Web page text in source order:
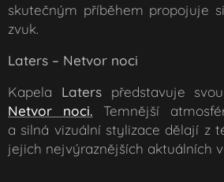
skutečným příběhem propojuje
zvuk.
Laters – Netvor noci
Kapela Laterspředstavuje svou
Netvor noci. Temnější
a silná vizuální stylizace dělají z
jejich nejvýraznějších aktuálních